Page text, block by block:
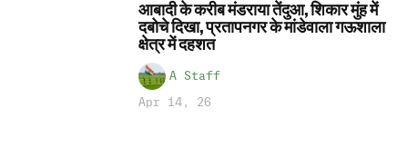
आबादी के करीब मंडराया तेंदुआ, शिकार मुंह में
दबोचे दिखा, प्रतापनगर के मांडेवाला गऊशाला
क्षेत्र में दहशत
A Staff
Apr 14, 26